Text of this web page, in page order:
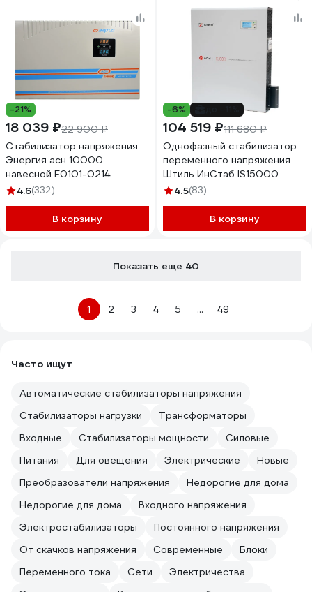
-21%
18 039 ₽22 900 ₽
Стабилизатор напряжения
Энергия асн 10000
навесной Е0101-0214
4.6(332)
В корзину
-6%
104 519 ₽111 680 ₽
Однофазный стабилизатор
переменного напряжения
Штиль ИнСтаб IS15000
4.5(83)
В корзину
Показать еще 40
1 2 3 4 5 ... 49
Часто ищут
Автоматические стабилизаторы напряжения
Стабилизаторы нагрузки
Трансформаторы
Входные
Стабилизаторы мощности
Силовые
Питания
Для овещения Электрические
Новые
Преобразователи напряжения
Недорогие для дома
Недорогие для дома
Входного напряжения
Электростабилизаторы
Постоянного напряжения
От скачков напряжения
Современные
Блоки
Переменного тока
Сети
Электричества